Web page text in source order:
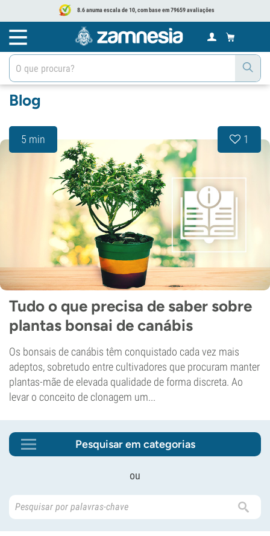
8.6 anuma escala de 10, com base em 79659 avaliações
Blog
5 min 1
Tudo o que precisa de saber sobre
plantas bonsai de canábis
Os bonsais de canábis têm conquistado cada vez mais
adeptos, sobretudo entre cultivadores que procuram manter
plantas-mãe de elevada qualidade de forma discreta. Ao
levar o conceito de clonagem um...
Pesquisar em categorias
ou